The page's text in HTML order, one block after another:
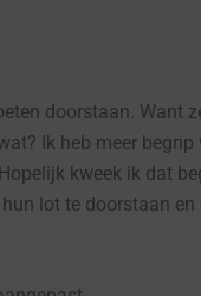
doorstaan. Want
Ik heb meer begrip
kweek ik dat
lot te doorstaan en